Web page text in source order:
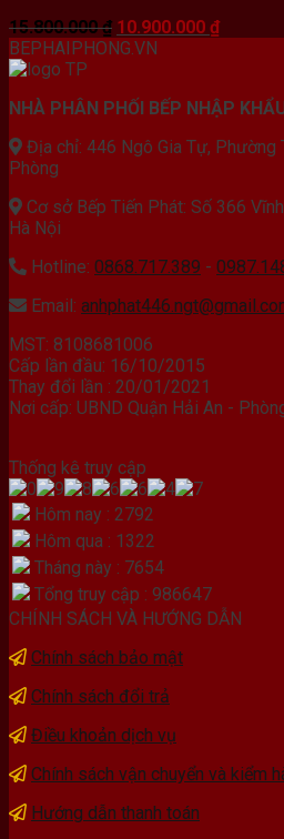
15.800.000₫ Giá
gốc
10.900.000 ₫Giá
BEPHAIPHONG.VN
NHÀ PHÂN PHỐI BẾP NHẬP
Địa chỉ: 446 Ngô Gia Tự, Phường
Phòng
Cơ sở Bếp Tiến Phát: Số 366
Hà Nội
Hotline: 0868.717.389 -
Email:
MST: 8108681006
Cấp lần đầu: 16/10/2015
Thay đổi lần : 20/01/2021
Nơi cấp: UBND Quận Hải An -
Thống kê truy cập
Hôm nay : 2792
Hôm qua : 1322
Tháng này : 7654
Tổng truy cập : 986647
CHÍNH SÁCH VÀ HƯỚNG DẪN
Chính sách bảo mật
Chính sách đổi trả
Điều khoản dịch vụ
Chính sách vận chuyển và kiểm
Hướng dẫn thanh toán